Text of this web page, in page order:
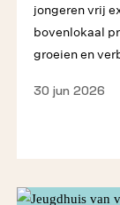
jongeren vrij
bovenlokaal
groeien en
30 jun 2026